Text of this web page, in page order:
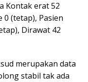
Kontak erat 52
0 (tetap), Pasien
Dirawat 42
merupakan data
stabil tak ada